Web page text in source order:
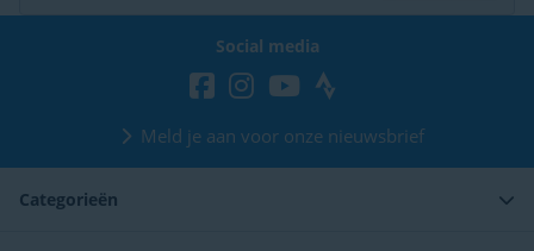
Social media
Meld je aan voor onze nieuwsbrief
Categorieën